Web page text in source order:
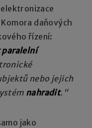
daňových
řízení:
nebo jejich
nahradit.“
jako